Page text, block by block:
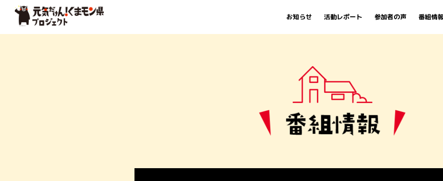
お知らせ 活動レポート 参加者の声 番組情